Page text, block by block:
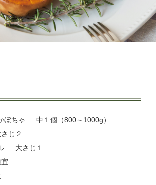
ぼちゃ … 中１個（800～1000g）
じ２
… 大さじ１